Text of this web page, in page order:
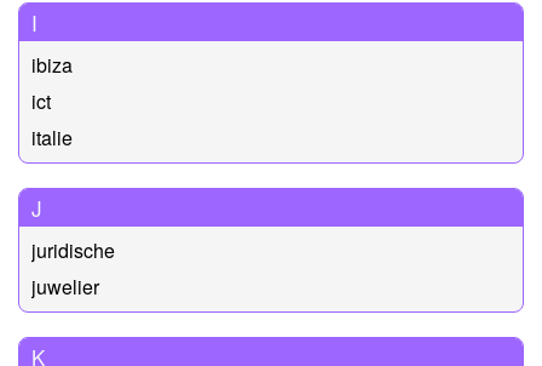
I
ibiza
ict
italie
J
juridische
juwelier
K